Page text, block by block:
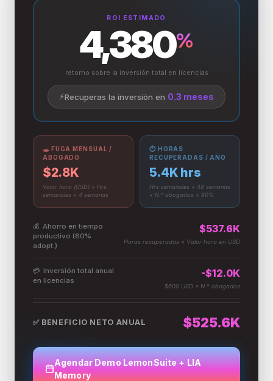
ROI ESTIMADO
4,380%
retorno sobre la inversión total en licencias
⚡Recuperas la inversión en 0.3 meses
🕳️ FUGA MENSUAL /
ABOGADO
$2.8K
Valor hora (USD) × Hrs
semanales × 4 semanas
⏱️ HORAS
RECUPERADAS / AÑO
5.4K hrs
Hrs semanales × 48 semanas
× N.º abogados × 80%
💰 Ahorro en tiempo
productivo (80%
adopt.)
$537.6K
Horas recuperadas × Valor hora en USD
💳 Inversión total anual
en licencias
-$12.0K
$600 USD × N.º abogados
✅ BENEFICIO NETO ANUAL $525.6K
Agendar Demo LemonSuite + LIA
Memory